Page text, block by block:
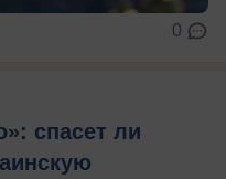
0
спасет ли